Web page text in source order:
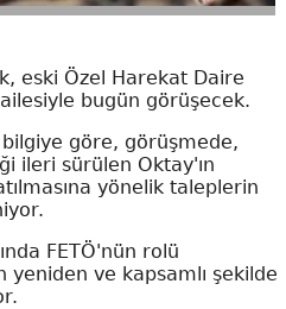
eski Özel Harekat Daire
bugün görüşecek.
göre, görüşmede,
ileri sürülen Oktay'ın
yönelik taleplerin
FETÖ'nün rolü
yeniden ve kapsamlı şekilde